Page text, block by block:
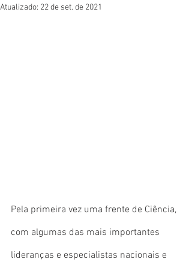
Atualizado: 22 de set. de 2021
Pela primeira vez uma frente de Ciência,
com algumas das mais importantes
lideranças e especialistas nacionais e